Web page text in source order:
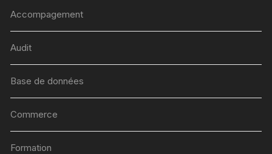
Accompagement
Audit
Base de données
Commerce
Formation